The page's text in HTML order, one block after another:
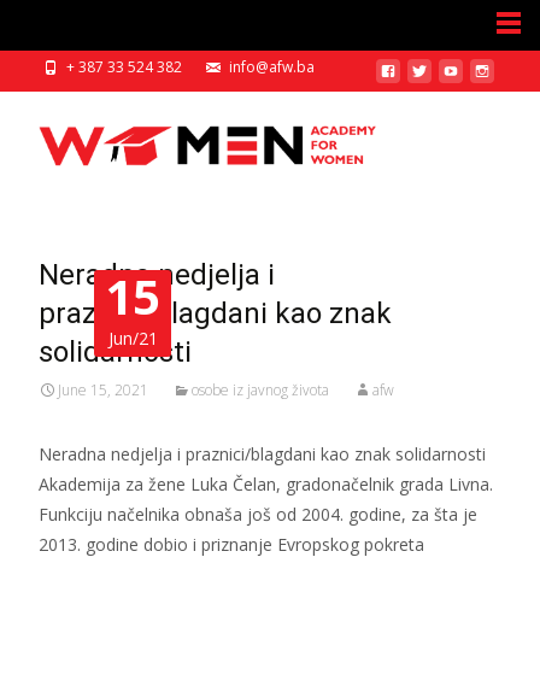
+ 387 33 524 382 info@afw.ba
15
Jun/21
Neradna nedjelja i
praznici/blagdani kao znak
solidarnosti
June 15, 2021 osobe iz javnog života afw
Neradna nedjelja i praznici/blagdani kao znak solidarnosti
Akademija za žene Luka Čelan, gradonačelnik grada Livna.
Funkciju načelnika obnaša još od 2004. godine, za šta je
2013. godine dobio i priznanje Evropskog pokreta